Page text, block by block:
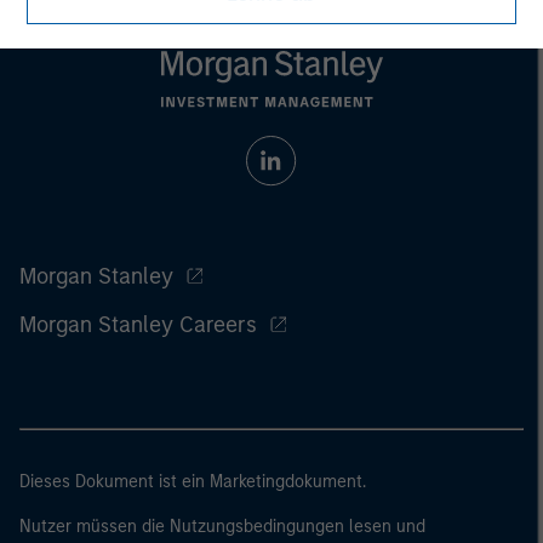
Morgan Stanley
Morgan Stanley Careers
Dieses Dokument ist ein Marketingdokument.
Nutzer müssen die Nutzungsbedingungen lesen und